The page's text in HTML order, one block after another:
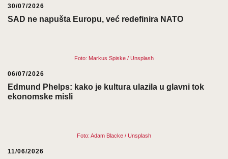
30/07/2026
SAD ne napušta Europu, već redefinira NATO
Foto: Markus Spiske / Unsplash
06/07/2026
Edmund Phelps: kako je kultura ulazila u glavni tok
ekonomske misli
Foto: Adam Blacke / Unsplash
11/06/2026